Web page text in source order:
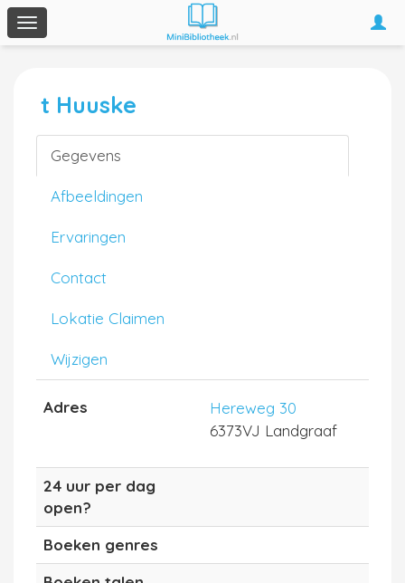
Toggle
navigation
t Huuske
Gegevens
Afbeeldingen
Ervaringen
Contact
Lokatie Claimen
Wijzigen
Adres
Hereweg 30
6373VJ Landgraaf
24 uur per dag
open?
Boeken genres